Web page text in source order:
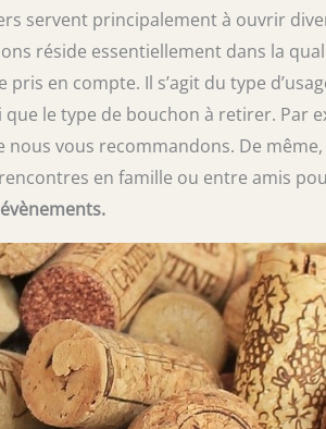
servent principalement à ouvrir
réside essentiellement dans la
en compte. Il s’agit du type
le type de bouchon à retirer. Par
vous recommandons. De
en famille ou entre amis